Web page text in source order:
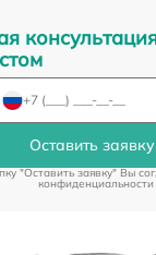
Оставить заявку
"Оставить заявку" Вы
конфиденциальности